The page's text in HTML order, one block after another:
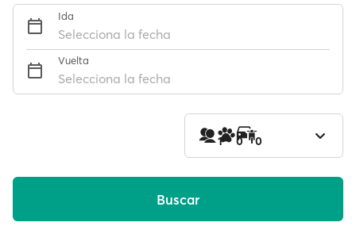
Ida
Selecciona la fecha
Vuelta
Selecciona la fecha
1 0 0
Buscar